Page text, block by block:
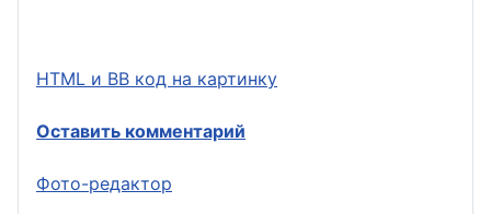
HTML и BB код на картинку
Оставить комментарий
Фото-редактор